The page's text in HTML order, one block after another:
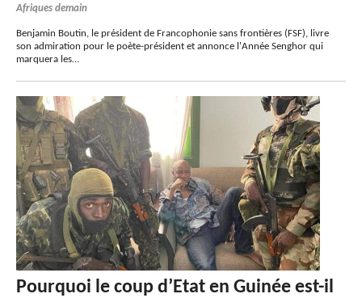
Afriques demain
Benjamin Boutin, le président de Francophonie sans frontières (FSF), livre
son admiration pour le poète-président et annonce l'Année Senghor qui
marquera les…
Pourquoi le coup d’Etat en Guinée est-il